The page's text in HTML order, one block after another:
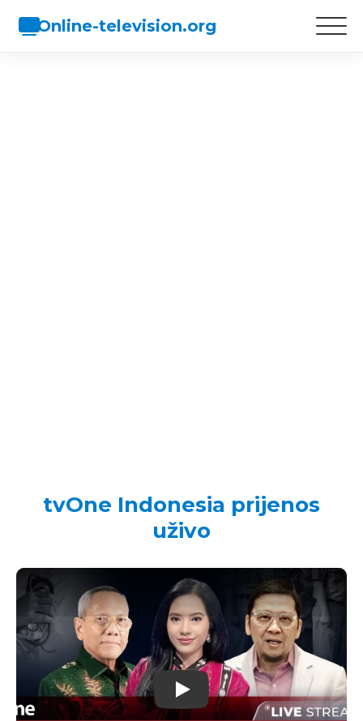
Online-television.org
tvOne Indonesia prijenos
uživo
Play